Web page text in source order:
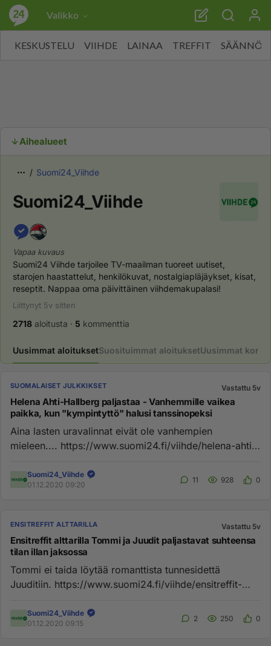
Valikko
KESKUSTELU VIIHDE LAINAA TREFFIT SÄÄNNÖT
Aihealueet
Suomi24_Viihde
Suomi24_Viihde
Vapaa kuvaus
Suomi24 Viihde tarjoilee TV-maailman tuoreet uutiset,
starojen haastattelut, henkilökuvat, nostalgiapläjäykset, kisat,
reseptit. Nappaa oma päivittäinen viihdemakupalasi!
Liittynyt 5v sitten
2718 aloitusta · 5 kommenttia
Uusimmat aloituksetSuosituimmat aloituksetUusimmat
SUOMALAISET JULKKIKSET Vastattu 5v
Helena Ahti-Hallberg paljastaa - Vanhemmille vaikea
paikka, kun "kympintyttö" halusi tanssinopeksi
Aina lasten uravalinnat eivät ole vanhempien
mieleen.... https://www.suomi24.fi/viihde/helena-ahti-
Suomi24_Viihde
01.12.2020 09:20
11 928 0
ENSITREFFIT ALTTARILLA Vastattu 5v
Ensitreffit alttarilla Tommi ja Juudit paljastavat suhteensa
tilan illan jaksossa
Tommi ei taida löytää romanttista tunnesidettä
Juuditiin. https://www.suomi24.fi/viihde/ensitreffit-
Suomi24_Viihde
01.12.2020 09:15
2 250 0